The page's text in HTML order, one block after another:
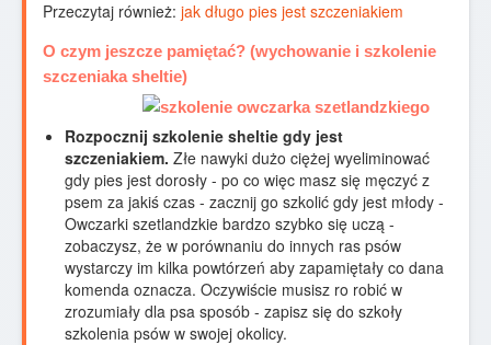
Przeczytaj również: jak długo pies jest szczeniakiem
O czym jeszcze pamiętać? (wychowanie i szkolenie
szczeniaka sheltie)
Rozpocznij szkolenie sheltie gdy jest
szczeniakiem. Złe nawyki dużo ciężej wyeliminować
gdy pies jest dorosły - po co więc masz się męczyć z
psem za jakiś czas - zacznij go szkolić gdy jest młody -
Owczarki szetlandzkie bardzo szybko się uczą -
zobaczysz, że w porównaniu do innych ras psów
wystarczy im kilka powtórzeń aby zapamiętały co dana
komenda oznacza. Oczywiście musisz ro robić w
zrozumiały dla psa sposób - zapisz się do szkoły
szkolenia psów w swojej okolicy.